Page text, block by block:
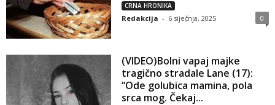
CRNA HRONIKA
Redakcija - 6 siječnja, 2025 0
(VIDEO)Bolni vapaj majke
tragično stradale Lane (17):
“Ode golubica mamina, pola
srca mog. Čekaj...